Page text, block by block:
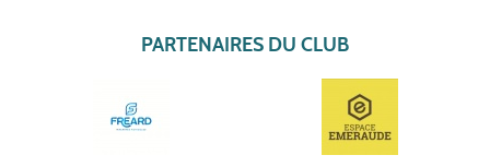
PARTENAIRES DU CLUB